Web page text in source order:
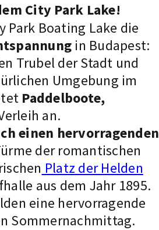
City Park Lake!
Park Boating Lake die
in Budapest:
Trubel der Stadt und
Umgebung im
Paddelboote,
an.
einen hervorragenden
der romantischen
Platz der Helden
aus dem Jahr 1895.
eine hervorragende
Sommernachmittag.